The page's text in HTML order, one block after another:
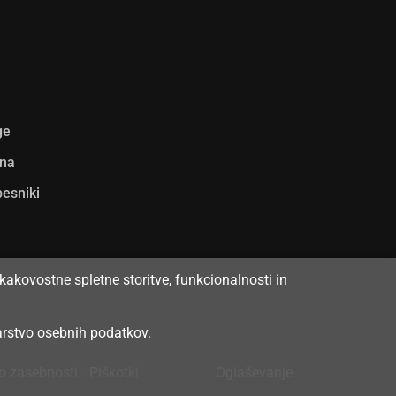
spletne storitve, funkcionalnosti in
osebnih podatkov.